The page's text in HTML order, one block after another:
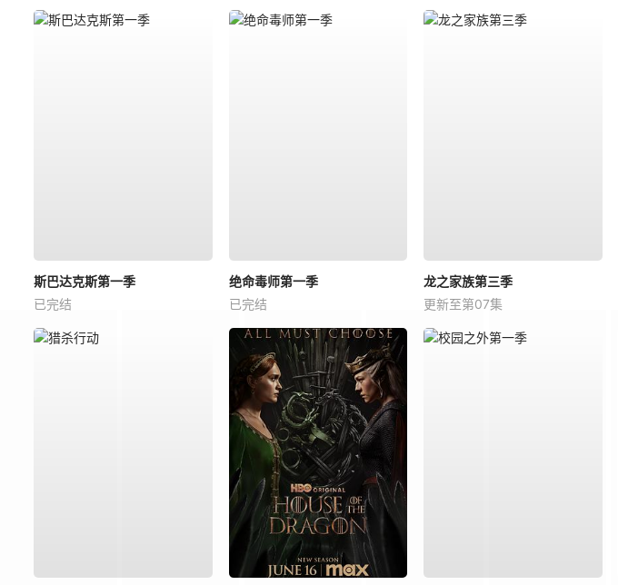
斯巴达克斯第一季
已完结
绝命毒师第一季
已完结
龙之家族第三季
更新至第07集